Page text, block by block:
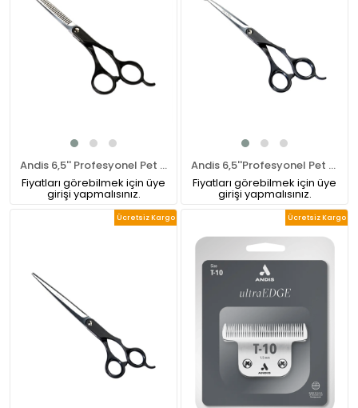
Andis 6,5'' Profesyonel Pet Kuaför İnce Uçlu Makas (Sağ El)
Fiyatları görebilmek için üye
girişi yapmalısınız.
Andis 6,5''Profesyonel Pet Topuz Uç Makası (Sağ El)
Fiyatları görebilmek için üye
girişi yapmalısınız.
Ücretsiz Kargo Ücretsiz Kargo